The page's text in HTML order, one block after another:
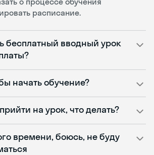
расписание.
бесплатный вводный урок
начать обучение?
на урок, что делать?
времени, боюсь, не буду